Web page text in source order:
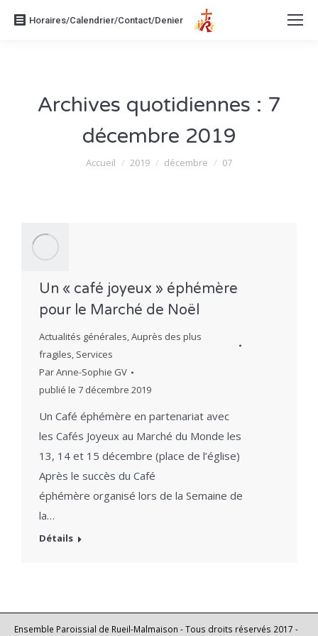
Horaires/Calendrier/Contact/Denier
Archives quotidiennes : 7
décembre 2019
Vous êtes ici :
Accueil 2019 décembre 07
Un « café joyeux » éphémère
pour le Marché de Noël
Actualités générales,Auprès des plus
fragiles, Services
ParAnne-Sophie GV
publié le 7 décembre 2019
Un Café éphémère en partenariat avec
les Cafés Joyeux au Marché du Monde les
13, 14 et 15 décembre (place de l’église)
Après le succès du Café
éphémère organisé lors de la Semaine de
la…
Détails
Ensemble Paroissial de Rueil-Malmaison - Tous droits réservés 2017 -